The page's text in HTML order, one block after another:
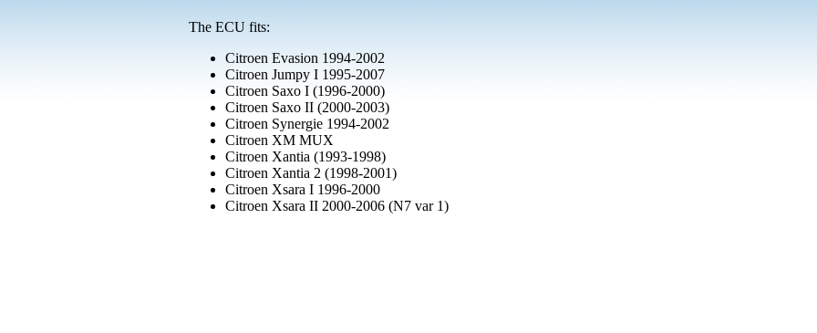
The ECU fits:
Citroen Evasion 1994-2002
Citroen Jumpy I 1995-2007
Citroen Saxo I (1996-2000)
Citroen Saxo II (2000-2003)
Citroen Synergie 1994-2002
Citroen XM MUX
Citroen Xantia (1993-1998)
Citroen Xantia 2 (1998-2001)
Citroen Xsara I 1996-2000
Citroen Xsara II 2000-2006 (N7 var 1)